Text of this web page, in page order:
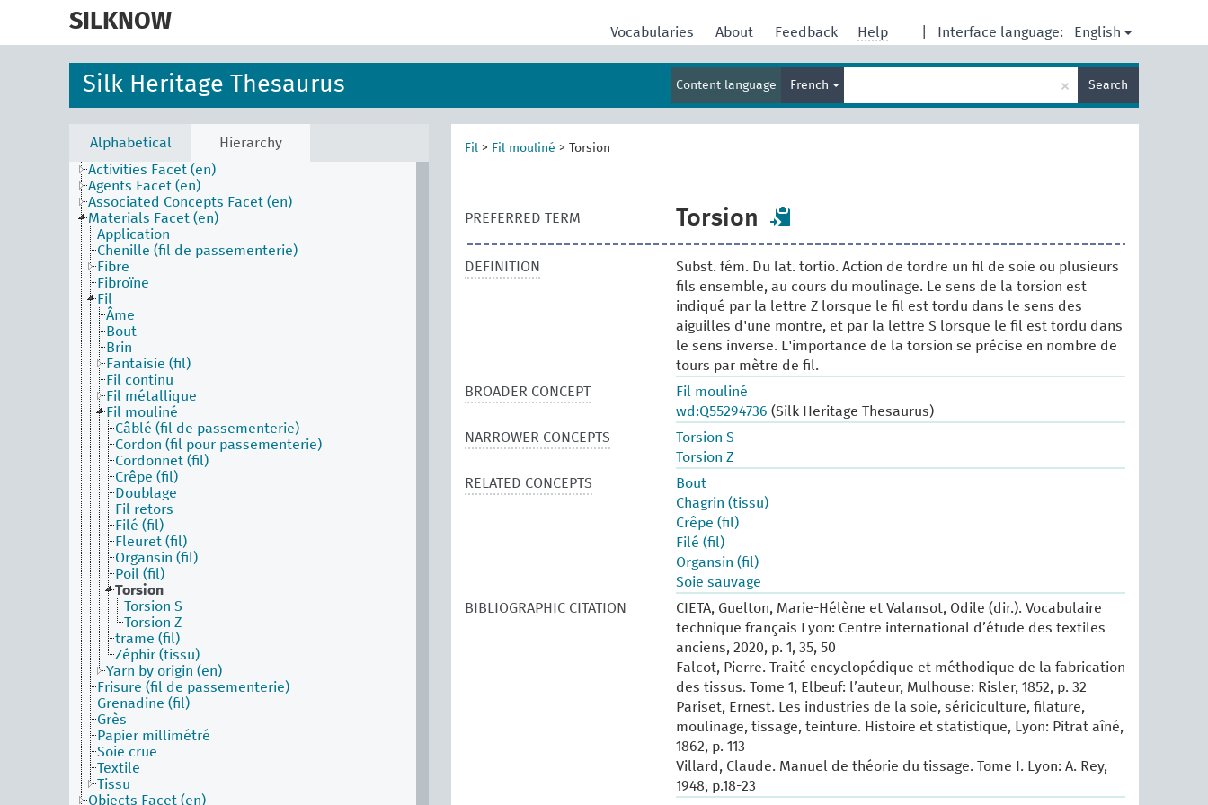
SILKNOW Interface language: English
Vocabularies About Feedback Help
Silk Heritage Thesaurus Content language French
term
× Search
Alphabetical
Hierarchy
Activities Facet (en)
Agents Facet (en)
Associated Concepts Facet (en)
Materials Facet (en)
Application
Chenille (fil de passementerie)
Fibre
Fibroïne
Fil
Âme
Bout
Brin
Fantaisie (fil)
Fil continu
Fil métallique
Fil mouliné
Câblé (fil de passementerie)
Cordon (fil pour passementerie)
Cordonnet (fil)
Crêpe (fil)
Doublage
Fil retors
Filé (fil)
Fleuret (fil)
Organsin (fil)
Poil (fil)
Torsion
Torsion S
Torsion Z
trame (fil)
Zéphir (tissu)
Yarn by origin (en)
Frisure (fil de passementerie)
Grenadine (fil)
Grès
Papier millimétré
Soie crue
Textile
Tissu
Objects Facet (en)
Fil > Fil mouliné > Torsion
PREFERRED TERM Torsion
DEFINITION
Subst. fém. Du lat. tortio. Action de tordre un fil de soie ou plusieurs
fils ensemble, au cours du moulinage. Le sens de la torsion est
indiqué par la lettre Z lorsque le fil est tordu dans le sens des
aiguilles d'une montre, et par la lettre S lorsque le fil est tordu dans
le sens inverse. L'importance de la torsion se précise en nombre de
tours par mètre de fil.
BROADER CONCEPT
Fil mouliné
wd:Q55294736 (Silk Heritage Thesaurus)
NARROWER CONCEPTS
Torsion S
Torsion Z
RELATED CONCEPTS
Bout
Chagrin (tissu)
Crêpe (fil)
Filé (fil)
Organsin (fil)
Soie sauvage
BIBLIOGRAPHIC CITATION
CIETA, Guelton, Marie-Hélène et Valansot, Odile (dir.). Vocabulaire
technique français Lyon: Centre international d’étude des textiles
anciens, 2020, p. 1, 35, 50
Falcot, Pierre. Traité encyclopédique et méthodique de la fabrication
des tissus. Tome 1, Elbeuf: l’auteur, Mulhouse: Risler, 1852, p. 32
Pariset, Ernest. Les industries de la soie, sériciculture, filature,
moulinage, tissage, teinture. Histoire et statistique, Lyon: Pitrat aîné,
1862, p. 113
Villard, Claude. Manuel de théorie du tissage. Tome I. Lyon: A. Rey,
1948, p.18-23